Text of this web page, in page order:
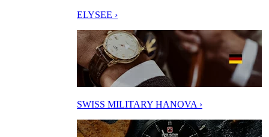
ELYSEE ›
SWISS MILITARY HANOVA ›